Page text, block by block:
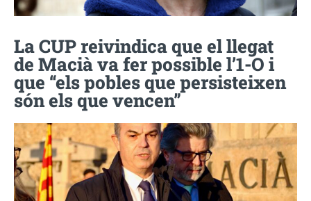
La CUP reivindica que el llegat
de Macià va fer possible l’1-O i
que “els pobles que persisteixen
són els que vencen”